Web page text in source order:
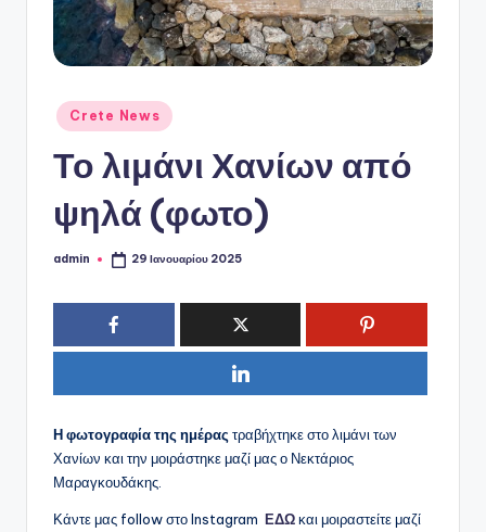
Αναρτήθηκε
σε
Crete News
Το λιμάνι Χανίων από
ψηλά (φωτο)
Συγγραφέας:
admin 29 Ιανουαρίου 2025
Η φωτογραφία της ημέρας τραβήχτηκε στο λιμάνι των
Χανίων και την μοιράστηκε μαζί μας ο Νεκτάριος
Μαραγκουδάκης.
Κάντε μας follow στο Instagram ΕΔΩκαι μοιραστείτε μαζί